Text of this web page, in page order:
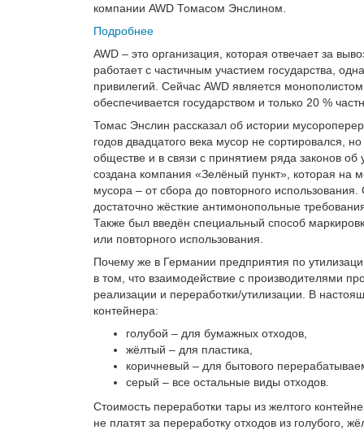
компании AWD Томасом Энслином.
Подробнее
AWD – это организация, которая отвечает за
работает с частичным участием государства,
привилегий. Сейчас AWD является
обеспечивается государством и только 20 %
Томас Энслин рассказал об истории
годов двадцатого века мусор не сортировался,
обществе и в связи с принятием ряда законов
создана компания «Зелёный пункт», которая на
мусора – от сбора до повторного
достаточно жёсткие антимонопольные
Также был введён специальный способ
или повторного использования.
Почему же в Германии предприятия по
в том, что взаимодействие с производителями
реализации и переработки/утилизации. В
контейнера:
голубой – для бумажных отходов,
жёлтый – для пластика,
коричневый – для бытового
серый – все остальные виды отходов.
Стоимость переработки тары из желтого
не платят за переработку отходов из голубого,